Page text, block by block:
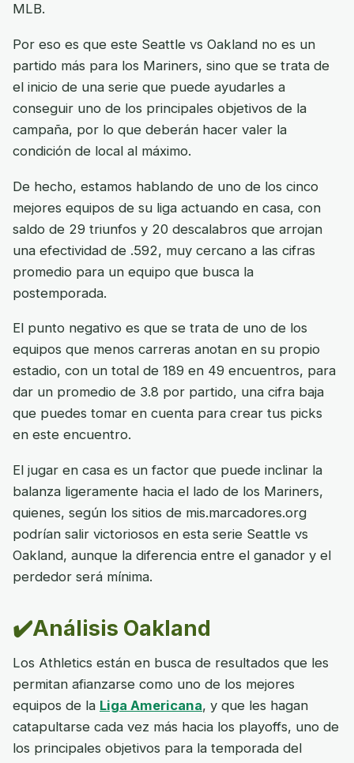
MLB.
Por eso es que este Seattle vs Oakland no es un
partido más para los Mariners, sino que se trata de
el inicio de una serie que puede ayudarles a
conseguir uno de los principales objetivos de la
campaña, por lo que deberán hacer valer la
condición de local al máximo.
De hecho, estamos hablando de uno de los cinco
mejores equipos de su liga actuando en casa, con
saldo de 29 triunfos y 20 descalabros que arrojan
una efectividad de .592, muy cercano a las cifras
promedio para un equipo que busca la
postemporada.
El punto negativo es que se trata de uno de los
equipos que menos carreras anotan en su propio
estadio, con un total de 189 en 49 encuentros, para
dar un promedio de 3.8 por partido, una cifra baja
que puedes tomar en cuenta para crear tus picks
en este encuentro.
El jugar en casa es un factor que puede inclinar la
balanza ligeramente hacia el lado de los Mariners,
quienes, según los sitios de mis.marcadores.org
podrían salir victoriosos en esta serie Seattle vs
Oakland, aunque la diferencia entre el ganador y el
perdedor será mínima.
✔️Análisis Oakland
Los Athletics están en busca de resultados que les
permitan afianzarse como uno de los mejores
equipos de la Liga Americana, y que les hagan
catapultarse cada vez más hacia los playoffs, uno de
los principales objetivos para la temporada del